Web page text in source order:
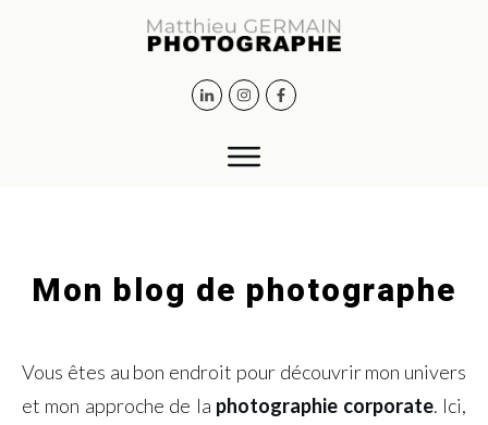
Mon blog de photographe
Vous êtes au bon endroit pour découvrir mon univers
et mon approche de la photographie corporate. Ici,